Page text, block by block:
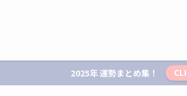
2025年 運勢まとめ集！